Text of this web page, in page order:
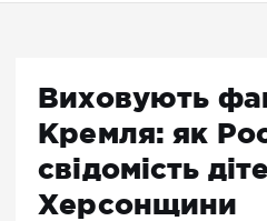
Виховують
Кремля: як
свідомість
Херсонщини